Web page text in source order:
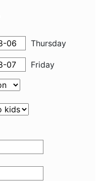
Thursday
Friday